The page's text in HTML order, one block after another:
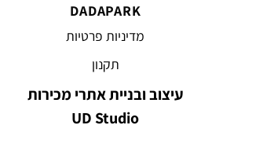
DADAPARK
מדיניות פרטיות
תקנון
עיצוב ובניית אתרי מכירות
UD Studio